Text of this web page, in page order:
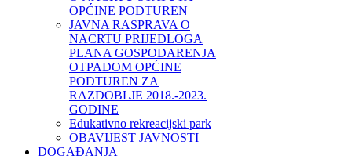
OPĆINE PODTUREN
JAVNA RASPRAVA O
NACRTU PRIJEDLOGA
PLANA GOSPODARENJA
OTPADOM OPĆINE
PODTUREN ZA
RAZDOBLJE 2018.-2023.
GODINE
Edukativno rekreacijski park
OBAVIJEST JAVNOSTI
DOGAĐANJA